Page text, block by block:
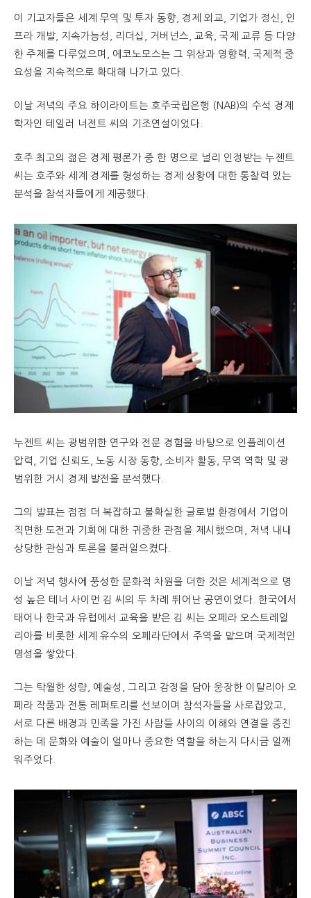
이 기고자들은 세계 무역 및 투자 동향, 경제 외교, 기업가 정신, 인
프라 개발, 지속가능성, 리더십, 거버넌스, 교육, 국제 교류 등 다양
한 주제를 다루었으며, 에코노모스는 그 위상과 영향력, 국제적 중
요성을 지속적으로 확대해 나가고 있다.
이날 저녁의 주요 하이라이트는 호주국립은행 (NAB)의 수석 경제
학자인 테일러 너전트 씨의 기조연설이었다.
호주 최고의 젊은 경제 평론가 중 한 명으로 널리 인정받는 누젠트
씨는 호주와 세계 경제를 형성하는 경제 상황에 대한 통찰력 있는
분석을 참석자들에게 제공했다.
누젠트 씨는 광범위한 연구와 전문 경험을 바탕으로 인플레이션
압력, 기업 신뢰도, 노동 시장 동향, 소비자 활동, 무역 역학 및 광
범위한 거시 경제 발전을 분석했다.
그의 발표는 점점 더 복잡하고 불확실한 글로벌 환경에서 기업이
직면한 도전과 기회에 대한 귀중한 관점을 제시했으며, 저녁 내내
상당한 관심과 토론을 불러일으켰다.
이날 저녁 행사에 풍성한 문화적 차원을 더한 것은 세계적으로 명
성 높은 테너 사이먼 김 씨의 두 차례 뛰어난 공연이었다. 한국에서
태어나 한국과 유럽에서 교육을 받은 김 씨는 오페라 오스트레일
리아를 비롯한 세계 유수의 오페라단에서 주역을 맡으며 국제적인
명성을 쌓았다.
그는 탁월한 성량, 예술성, 그리고 감정을 담아 웅장한 이탈리아 오
페라 작품과 전통 레퍼토리를 선보이며 참석자들을 사로잡았고,
서로 다른 배경과 민족을 가진 사람들 사이의 이해와 연결을 증진
하는 데 문화와 예술이 얼마나 중요한 역할을 하는지 다시금 일깨
워주었다.